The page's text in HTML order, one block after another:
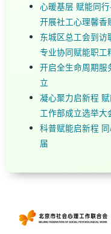
心暖基层 赋能同
开展社工心理馨香
东城区总工会到
专业协同赋能职工
开启全生命周期服
立
凝心聚力启新程
工作部成立选举大
科普赋能启新程
届